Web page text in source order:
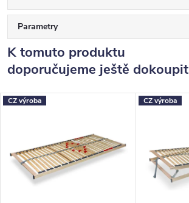
Parametry
K tomuto produktu
doporučujeme ještě dokoupit
CZ výroba CZ výroba